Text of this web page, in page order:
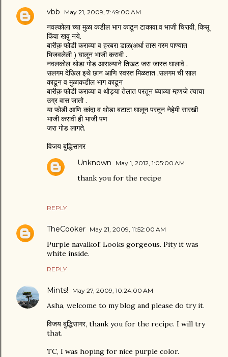
vbb May 21, 2009, 7:49:00 AM
नवल्कोला च्या मुळा कडील भाग काढून टाकावा.व भाजी चिरावी, किसू
किंवा खवु नये.
बारीक़ फोडी कराव्या व हरबरा डाळ(अर्धा तास गरम पाण्यात
भिजवलेली ) घालून भाजी करावी .
नवलकोल थोडा गोड आसल्याने तिखट जरा जास्त घालावे .
सलगम देखिल इथे छान आणि स्वस्त मिळतात .सलगम ची साल
काढून व मुळाकडील भाग काढून
बारीक़ फोडी कराव्या व थोड्या तेलात परतून घ्याव्या म्हणजे त्याचा
उग्र वास जातो .
या फोडी आणि कांदा व थोडा बटाटा घालून परतून नेहेमी सारखी
भाजी करावी ही भाजी पण
जरा गोड लागते.
विजय बुद्धिसागर
REPLY
Unknown May 1, 2012, 1:05:00 AM
thank you for the recipe
TheCooker May 21, 2009, 11:52:00 AM
Purple navalkol! Looks gorgeous. Pity it was
white inside.
REPLY
Mints! May 27, 2009, 10:24:00 AM
Asha, welcome to my blog and please do try it.
विजय बुद्धिसागर, thank you for the recipe. I will try
that.
TC, I was hoping for nice purple color.